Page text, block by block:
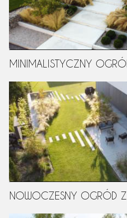
MINIMALISTYCZNY
NOWOCZESNY OGRÓD